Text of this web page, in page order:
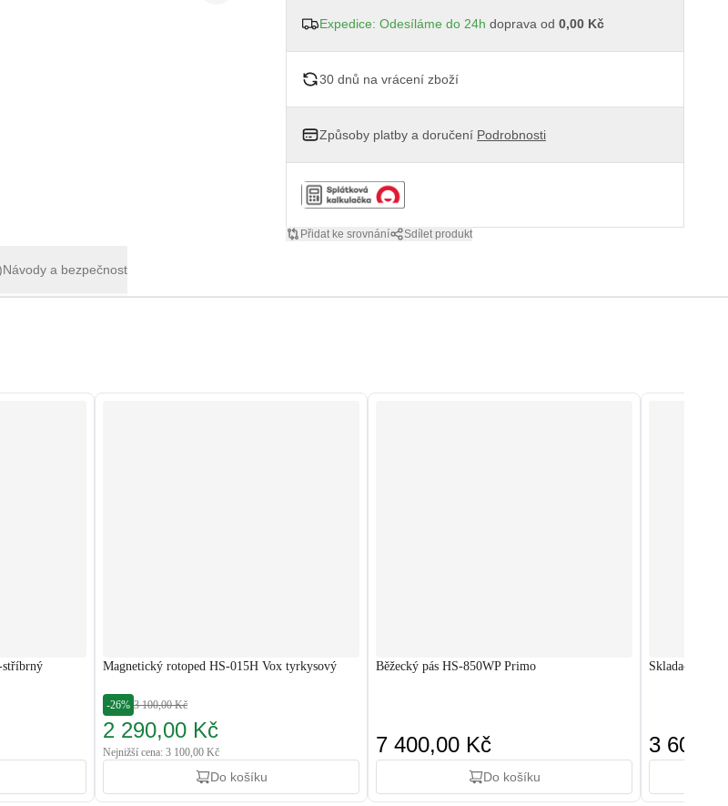
Expedice: Odesíláme do 24h doprava od 0,00 Kč
30 dnů na vrácení zboží
Způsoby platby a doručení Podrobnosti
Přidat ke srovnání Sdílet produkt
Návody a bezpečnost
stříbrný Magnetický rotoped HS-015H Vox tyrkysový
-26% 3 100,00 Kč
2 290,00 Kč
Nejnižší cena: 3 100,00 Kč
Do košíku
Běžecký pás HS-850WP Primo
7 400,00 Kč
Do košíku
Skladací
3